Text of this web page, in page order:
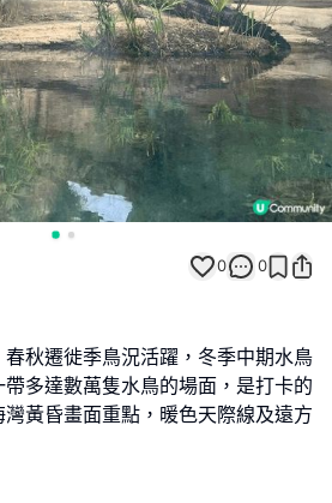
0 0
秋遷徙季鳥況活躍，冬季中期水鳥
多達數萬隻水鳥的場面，是打卡的
黃昏畫面重點，暖色天際線及遠方